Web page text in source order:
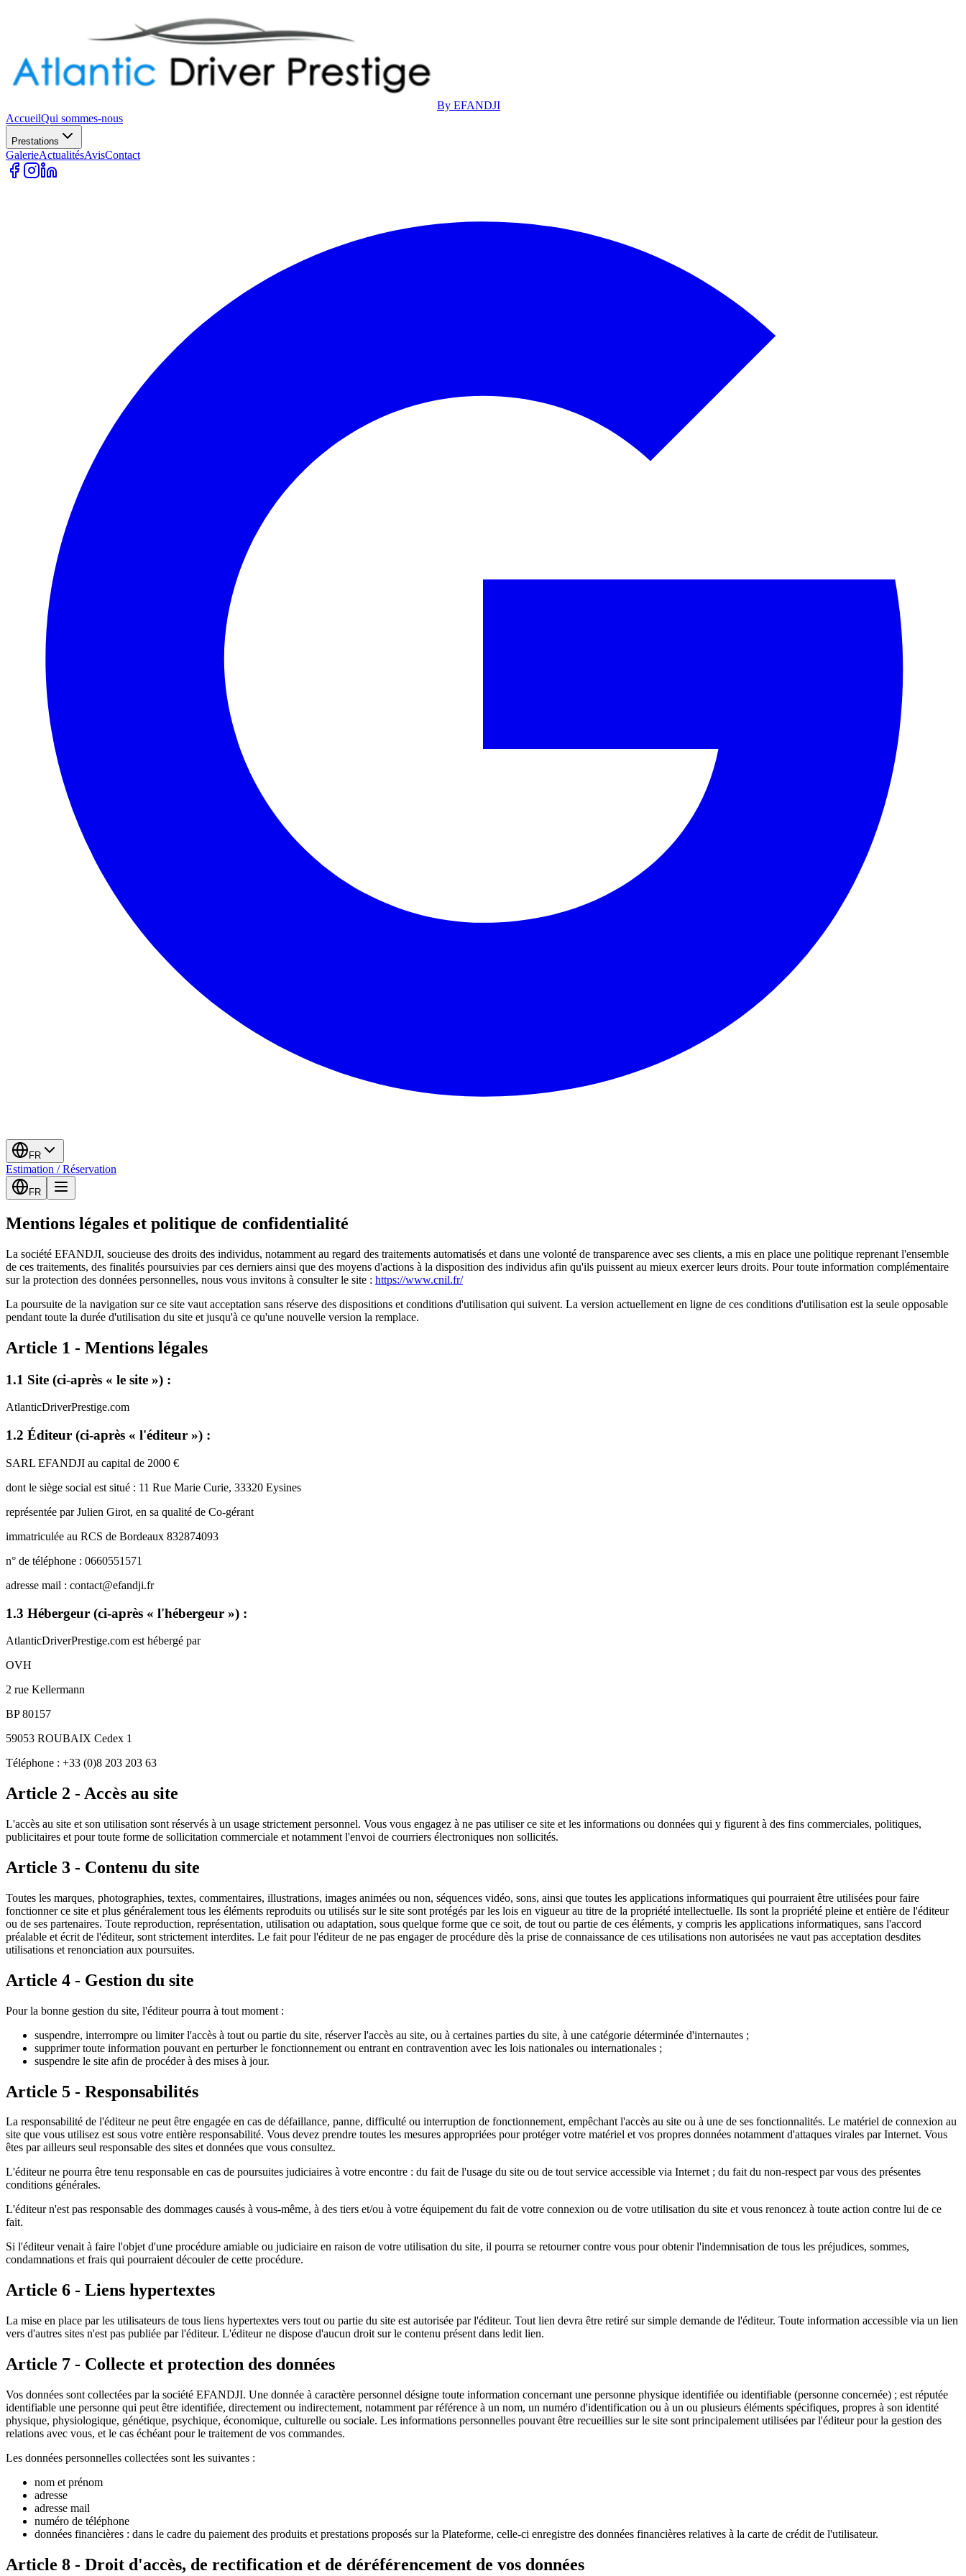
By EFANDJI
AccueilQui sommes-nous
Prestations
GalerieActualitésAvisContact
FR
Estimation / Réservation
FR
Mentions légales et politique de confidentialité
La société EFANDJI, soucieuse des droits des individus, notamment au regard des traitements automatisés et dans une volonté de transparence avec ses clients, a mis en place une politique reprenant l'ensemble
de ces traitements, des finalités poursuivies par ces derniers ainsi que des moyens d'actions à la disposition des individus afin qu'ils puissent au mieux exercer leurs droits. Pour toute information complémentaire
sur la protection des données personnelles, nous vous invitons à consulter le site : https://www.cnil.fr/
La poursuite de la navigation sur ce site vaut acceptation sans réserve des dispositions et conditions d'utilisation qui suivent. La version actuellement en ligne de ces conditions d'utilisation est la seule opposable
pendant toute la durée d'utilisation du site et jusqu'à ce qu'une nouvelle version la remplace.
Article 1 - Mentions légales
1.1 Site (ci-après « le site ») :
AtlanticDriverPrestige.com
1.2 Éditeur (ci-après « l'éditeur ») :
SARL EFANDJI au capital de 2000 €
dont le siège social est situé : 11 Rue Marie Curie, 33320 Eysines
représentée parJulien Girot, en sa qualité de Co-gérant
immatriculée au RCS de Bordeaux 832874093
n° de téléphone : 0660551571
adresse mail : contact@efandji.fr
1.3 Hébergeur (ci-après « l'hébergeur ») :
AtlanticDriverPrestige.com est hébergé par
OVH
2 rue Kellermann
BP 80157
59053 ROUBAIX Cedex 1
Téléphone : +33 (0)8 203 203 63
Article 2 - Accès au site
L'accès au site et son utilisation sont réservés à un usage strictement personnel. Vous vous engagez à ne pas utiliser ce site et les informations ou données qui y figurent à des fins commerciales, politiques,
publicitaires et pour toute forme de sollicitation commerciale et notamment l'envoi de courriers électroniques non sollicités.
Article 3 - Contenu du site
Toutes les marques, photographies, textes, commentaires, illustrations, images animées ou non, séquences vidéo, sons, ainsi que toutes les applications informatiques qui pourraient être utilisées pour faire
fonctionner ce site et plus généralement tous les éléments reproduits ou utilisés sur le site sont protégés par les lois en vigueur au titre de la propriété intellectuelle. Ils sont la propriété pleine et entière de l'éditeur
ou de ses partenaires. Toute reproduction, représentation, utilisation ou adaptation, sous quelque forme que ce soit, de tout ou partie de ces éléments, y compris les applications informatiques, sans l'accord
préalable et écrit de l'éditeur, sont strictement interdites. Le fait pour l'éditeur de ne pas engager de procédure dès la prise de connaissance de ces utilisations non autorisées ne vaut pas acceptation desdites
utilisations et renonciation aux poursuites.
Article 4 - Gestion du site
Pour la bonne gestion du site, l'éditeur pourra à tout moment :
suspendre, interrompre ou limiter l'accès à tout ou partie du site, réserver l'accès au site, ou à certaines parties du site, à une catégorie déterminée d'internautes ;
supprimer toute information pouvant en perturber le fonctionnement ou entrant en contravention avec les lois nationales ou internationales ;
suspendre le site afin de procéder à des mises à jour.
Article 5 - Responsabilités
La responsabilité de l'éditeur ne peut être engagée en cas de défaillance, panne, difficulté ou interruption de fonctionnement, empêchant l'accès au site ou à une de ses fonctionnalités. Le matériel de connexion au
site que vous utilisez est sous votre entière responsabilité. Vous devez prendre toutes les mesures appropriées pour protéger votre matériel et vos propres données notamment d'attaques virales par Internet. Vous
êtes par ailleurs seul responsable des sites et données que vous consultez.
L'éditeur ne pourra être tenu responsable en cas de poursuites judiciaires à votre encontre : du fait de l'usage du site ou de tout service accessible via Internet ; du fait du non-respect par vous des présentes
conditions générales.
L'éditeur n'est pas responsable des dommages causés à vous-même, à des tiers et/ou à votre équipement du fait de votre connexion ou de votre utilisation du site et vous renoncez à toute action contre lui de ce
fait.
Si l'éditeur venait à faire l'objet d'une procédure amiable ou judiciaire en raison de votre utilisation du site, il pourra se retourner contre vous pour obtenir l'indemnisation de tous les préjudices, sommes,
condamnations et frais qui pourraient découler de cette procédure.
Article 6 - Liens hypertextes
La mise en place par les utilisateurs de tous liens hypertextes vers tout ou partie du site est autorisée par l'éditeur. Tout lien devra être retiré sur simple demande de l'éditeur. Toute information accessible via un lien
vers d'autres sites n'est pas publiée par l'éditeur. L'éditeur ne dispose d'aucun droit sur le contenu présent dans ledit lien.
Article 7 - Collecte et protection des données
Vos données sont collectées par la société EFANDJI. Une donnée à caractère personnel désigne toute information concernant une personne physique identifiée ou identifiable (personne concernée) ; est réputée
identifiable une personne qui peut être identifiée, directement ou indirectement, notamment par référence à un nom, un numéro d'identification ou à un ou plusieurs éléments spécifiques, propres à son identité
physique, physiologique, génétique, psychique, économique, culturelle ou sociale. Les informations personnelles pouvant être recueillies sur le site sont principalement utilisées par l'éditeur pour la gestion des
relations avec vous, et le cas échéant pour le traitement de vos commandes.
Les données personnelles collectées sont les suivantes :
nom et prénom
adresse
adresse mail
numéro de téléphone
données financières : dans le cadre du paiement des produits et prestations proposés sur la Plateforme, celle-ci enregistre des données financières relatives à la carte de crédit de l'utilisateur.
Article 8 - Droit d'accès, de rectification et de déréférencement de vos données